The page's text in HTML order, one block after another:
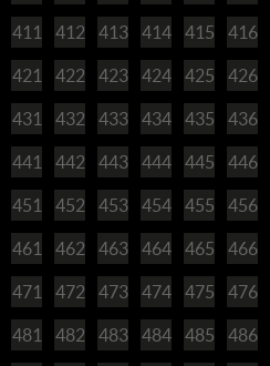
411 412 413 414 415 416
421 422 423 424 425 426
431 432 433 434 435 436
441 442 443 444 445 446
451 452 453 454 455 456
461 462 463 464 465 466
471 472 473 474 475 476
481 482 483 484 485 486